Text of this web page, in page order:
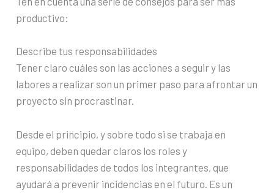
productivo:
Describe tus responsabilidades
Tener claro cuáles son las acciones a seguir y las
labores a realizar son un primer paso para afrontar un
proyecto sin procrastinar.
Desde el principio, y sobre todo si se trabaja en
equipo, deben quedar claros los roles y
responsabilidades de todos los integrantes, que
ayudará a prevenir incidencias en el futuro. Es un